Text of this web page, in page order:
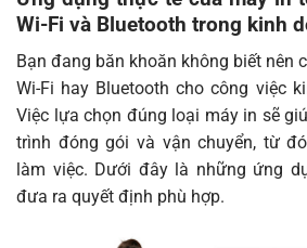
Wi-Fi và Bluetooth trong kinh
Bạn đang băn khoăn không biết nên
Wi-Fi hay Bluetooth cho công việc
Việc lựa chọn đúng loại máy in sẽ
trình đóng gói và vận chuyển, từ
làm việc. Dưới đây là những ứng
đưa ra quyết định phù hợp.